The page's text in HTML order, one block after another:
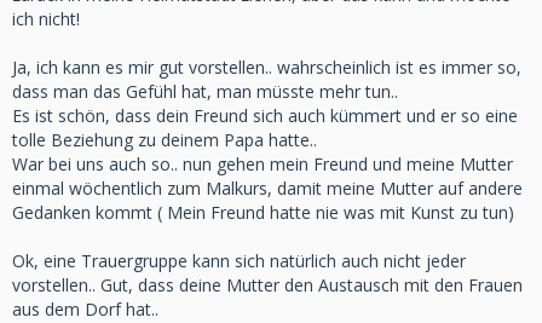
ich nicht!
Ja, ich kann es mir gut vorstellen.. wahrscheinlich ist es immer so,
dass man das Gefühl hat, man müsste mehr tun..
Es ist schön, dass dein Freund sich auch kümmert und er so eine
tolle Beziehung zu deinem Papa hatte..
War bei uns auch so.. nun gehen mein Freund und meine Mutter
einmal wöchentlich zum Malkurs, damit meine Mutter auf andere
Gedanken kommt ( Mein Freund hatte nie was mit Kunst zu tun)
Ok, eine Trauergruppe kann sich natürlich auch nicht jeder
vorstellen.. Gut, dass deine Mutter den Austausch mit den Frauen
aus dem Dorf hat..